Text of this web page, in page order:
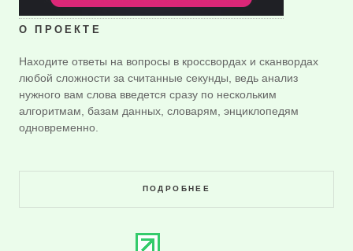
О ПРОЕКТЕ
Находите ответы на вопросы в кроссвордах и сканвордах
любой сложности за считанные секунды, ведь анализ
нужного вам слова введется сразу по нескольким
алгоритмам, базам данных, словарям, энциклопедям
одновременно.
ПОДРОБНЕЕ